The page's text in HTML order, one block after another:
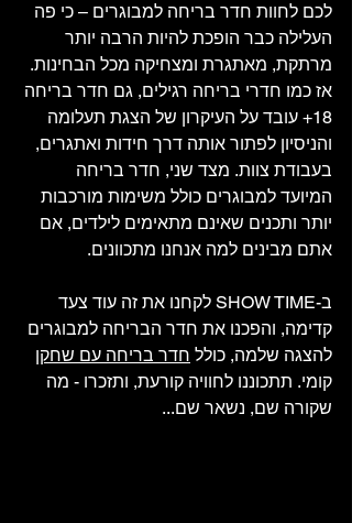
לכם לחוות חדר בריחה למבוגרים – כי פה
העלילה כבר הופכת להיות הרבה יותר
מרתקת, מאתגרת ומצחיקה מכל הבחינות.
אז כמו חדרי בריחה רגילים, גם חדר בריחה
18+ עובד על העיקרון של הצגת תעלומה
והניסיון לפתור אותה דרך חידות ואתגרים,
בעבודת צוות. מצד שני, חדר בריחה
המיועד למבוגרים כולל משימות מורכבות
יותר ותכנים שאינם מתאימים לילדים, אם
אתם מבינים למה אנחנו מתכוונים.
ב-SHOW TIME לקחנו את זה עוד צעד
קדימה, והפכנו את חדר הבריחה למבוגרים
להצגה שלמה, כולל חדר בריחה עם שחקן
קומי. תתכוננו לחוויה קורעת, ותזכרו - מה
שקורה שם, נשאר שם...